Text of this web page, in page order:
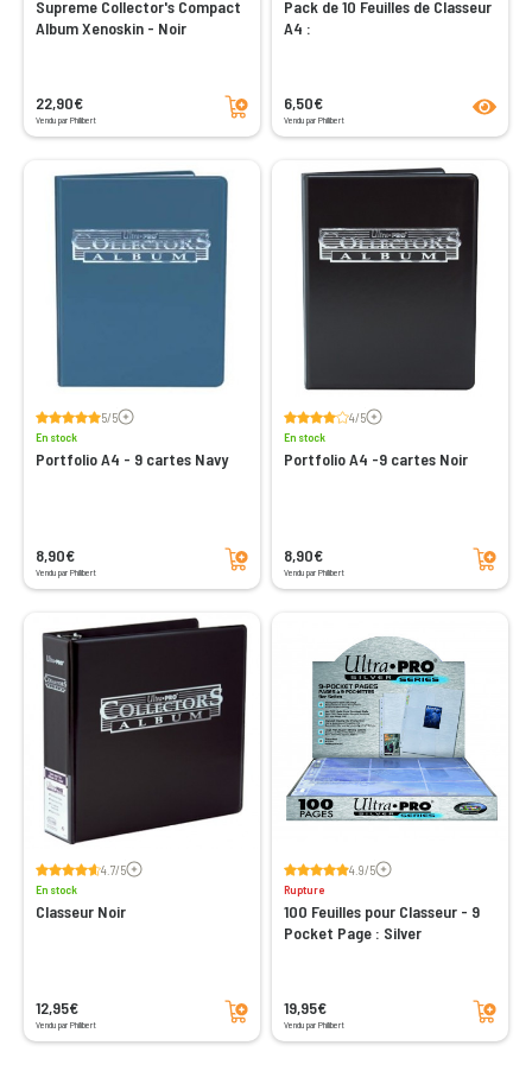
Supreme Collector's Compact
Album Xenoskin - Noir
22,90€
Vendu par Philibert
Ajouter au panier
Pack de 10 Feuilles de Classeur
A4 :
6,50€
Vendu par Philibert
5/5Voir les avis
En stock
Portfolio A4 - 9 cartes Navy
8,90€
Vendu par Philibert
Ajouter au panier
4/5Voir les avis
En stock
Portfolio A4 -9 cartes Noir
8,90€
Vendu par Philibert
Ajouter au panier
4.7/5Voir les avis
En stock
Classeur Noir
12,95€
Vendu par Philibert
Ajouter au panier
4.9/5Voir les avis
Rupture
100 Feuilles pour Classeur - 9
Pocket Page : Silver
19,95€
Vendu par Philibert
Ajouter au panier